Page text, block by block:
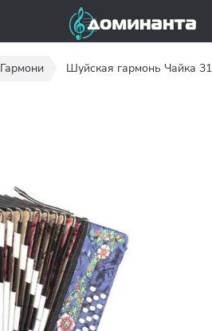
Гармони Шуйская гармонь Чайка